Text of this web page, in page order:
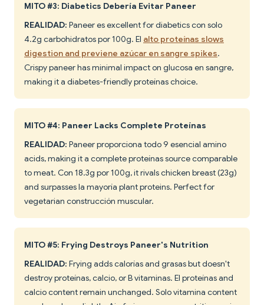
MITO #3: Diabetics Debería Evitar Paneer
REALIDAD: Paneer es excellent for diabetics con solo
4.2g carbohidratos por 100g. El alto proteínas slows
digestion and previene azúcar en sangre spikes.
Crispy paneer has minimal impact on glucosa en sangre,
making it a diabetes-friendly proteínas choice.
MITO #4: Paneer Lacks Complete Proteínas
REALIDAD: Paneer proporciona todo 9 esencial amino
acids, making it a complete proteínas source comparable
to meat. Con 18.3g por 100g, it rivals chicken breast (23g)
and surpasses la mayoría plant proteins. Perfect for
vegetarian construcción muscular.
MITO #5: Frying Destroys Paneer's Nutrition
REALIDAD: Frying adds calorías and grasas but doesn't
destroy proteínas, calcio, or B vitaminas. El proteínas and
calcio content remain unchanged. Solo vitamina content